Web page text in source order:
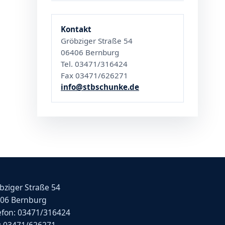
Kontakt
Gröbziger Straße 54
06406 Bernburg
Tel. 03471/316424
Fax 03471/626271
info@stbschunke.de
Straße 54
Bernburg
03471/316424